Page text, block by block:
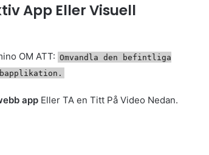
App Eller Visuell
OM ATT: Omvandla den befintliga
app Eller TA en Titt På Video Nedan.